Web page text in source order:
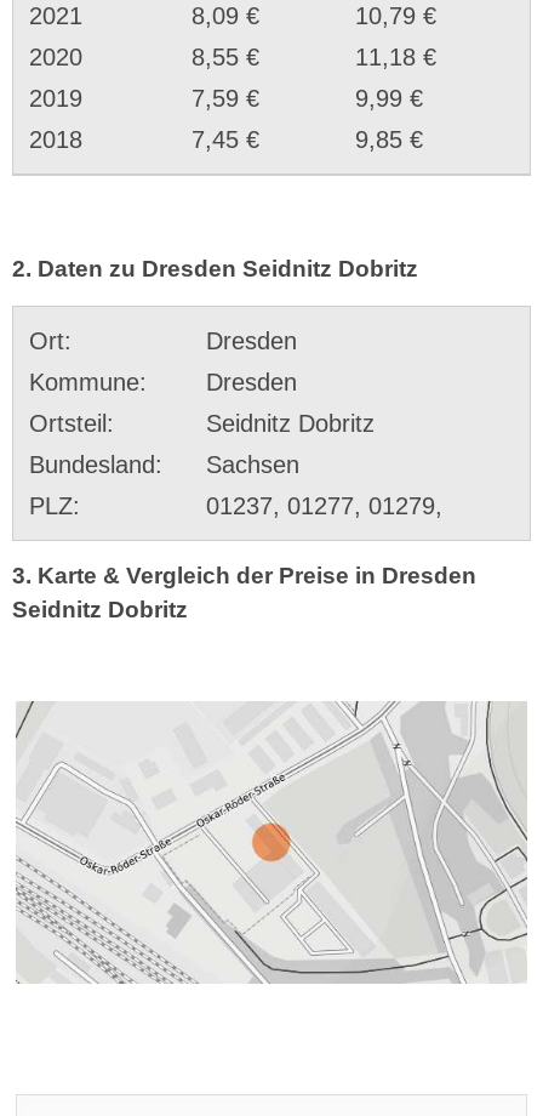
2021
8,09 €
10,79 €
2020
8,55 €
11,18 €
2019
7,59 €
9,99 €
2018
7,45 € 9,85 €
2. Daten zu Dresden Seidnitz Dobritz
Ort:
Dresden
Kommune:
Dresden
Ortsteil:
Seidnitz Dobritz
Bundesland:
Sachsen
PLZ:
01237, 01277, 01279,
3. Karte & Vergleich der Preise in Dresden
Seidnitz Dobritz